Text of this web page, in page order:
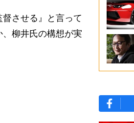
督させる』と言って
柳井氏の構想が実